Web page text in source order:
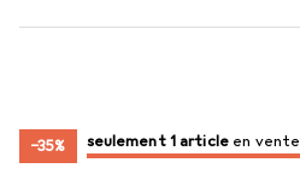
−35% juste 1 pièceen vente
seulement 1 article en vente